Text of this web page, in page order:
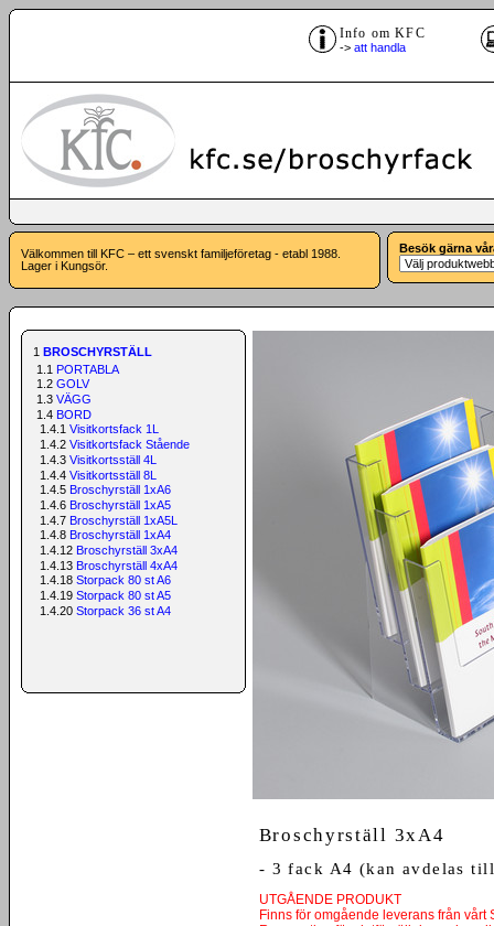
Info om KFC
-> att handla
Välkommen till KFC – ett svenskt familjeföretag - etabl 1988.
Lager i Kungsör.
Besök gärna
1 BROSCHYRSTÄLL
1.1 PORTABLA
1.2 GOLV
1.3 VÄGG
1.4 BORD
1.4.1 Visitkortsfack 1L
1.4.2 Visitkortsfack Stående
1.4.3 Visitkortsställ 4L
1.4.4 Visitkortsställ 8L
1.4.5 Broschyrställ 1xA6
1.4.6 Broschyrställ 1xA5
1.4.7 Broschyrställ 1xA5L
1.4.8 Broschyrställ 1xA4
1.4.12 Broschyrställ 3xA4
1.4.13 Broschyrställ 4xA4
1.4.18 Storpack 80 st A6
1.4.19 Storpack 80 st A5
1.4.20 Storpack 36 st A4
Broschyrställ 3xA4
- 3 fack A4 (kan avdelas
UTGÅENDE PRODUKT
Finns för omgående leverans från vårt